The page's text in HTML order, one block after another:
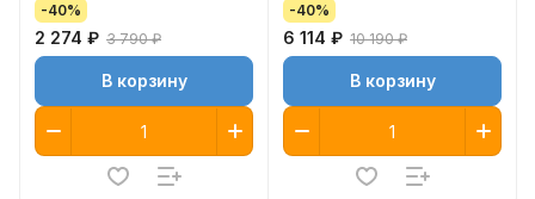
-40%
2 274 ₽ 3 790 ₽
В корзину
-40%
6 114 ₽ 10 190 ₽
В корзину